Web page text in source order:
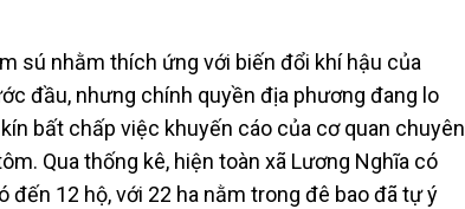
sú nhằm thích ứng với biến đổi khí hậu của
đầu, nhưng chính quyền địa phương đang lo
bất chấp việc khuyến cáo của cơ quan chuyên
Qua thống kê, hiện toàn xã Lương Nghĩa có
đến 12 hộ, với 22 ha nằm trong đê bao đã tự ý